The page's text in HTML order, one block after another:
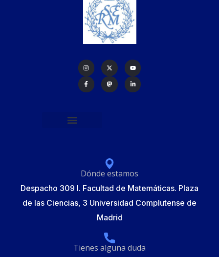
Dónde estamos
Despacho 309 I. Facultad de Matemáticas. Plaza
de las Ciencias, 3 Universidad Complutense de
Madrid
Tienes alguna duda